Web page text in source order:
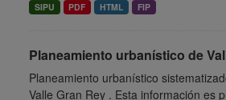
SIPU PDF HTML FIP
Planeamiento urbanístico de
Planeamiento urbanístico
Valle Gran Rey . Esta información es